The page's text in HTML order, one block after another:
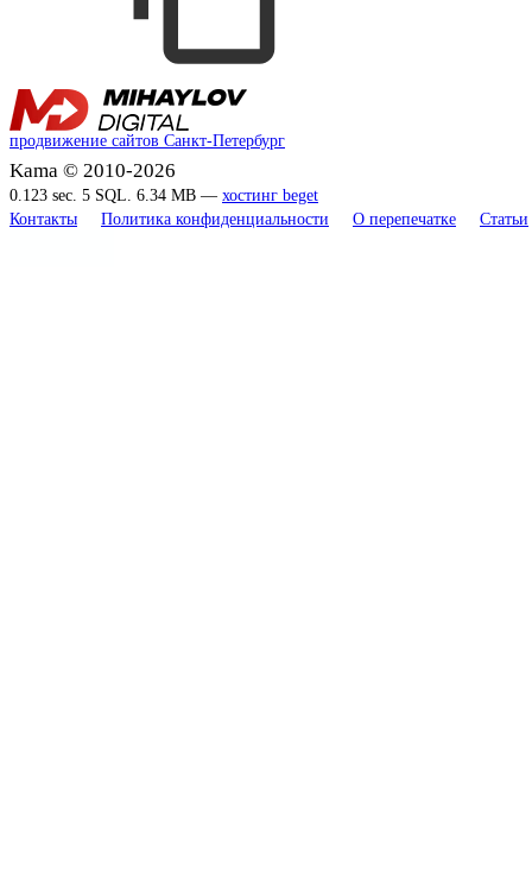
продвижение сайтов Санкт-Петербург
Kama © 2010-2026
0.123 sec. 5 SQL. 6.34 MB — хостинг beget
Контакты
Политика конфиденциальности О перепечатке Статьи